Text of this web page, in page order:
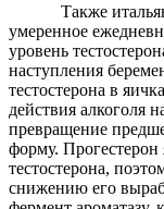
Также
умеренное
уровень
наступления
тестостерона в
действия алкоголя
превращение
форму. Прогестерон
тестостерона,
снижению его